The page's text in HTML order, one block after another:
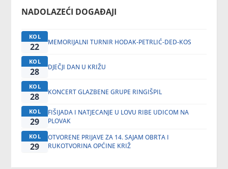
NADOLAZEĆI DOGAĐAJI
KOL
22 MEMORIJALNI TURNIR HODAK-PETRLIĆ-DED-KOS
KOL
28 DJEČJI DAN U KRIŽU
KOL
28 KONCERT GLAZBENE GRUPE RINGIŠPIL
KOL
29
FIŠIJADA I NATJECANJE U LOVU RIBE UDICOM NA
PLOVAK
KOL
29
OTVORENE PRIJAVE ZA 14. SAJAM OBRTA I
RUKOTVORINA OPĆINE KRIŽ